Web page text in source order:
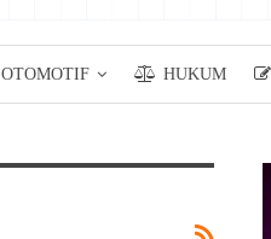
OTOMOTIF HUKUM